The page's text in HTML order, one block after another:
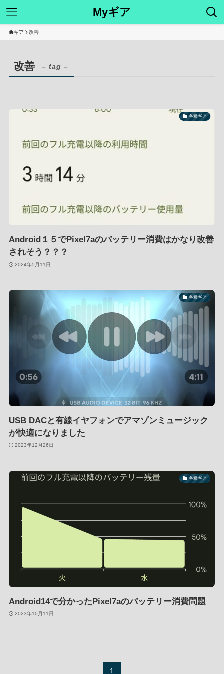
Myギア
ギア 改善
改善 – tag –
各種ギア
Android１５でPixel7aのバッテリー消費はかなり改善
されそう？？？
2024年5月11日
各種ギア
USB DACと有線イヤフォンでアマゾンミュージック
が快適になりました
2023年12月26日
各種ギア
Android14で分かったPixel7aのバッテリー消費問題
2023年10月11日
1